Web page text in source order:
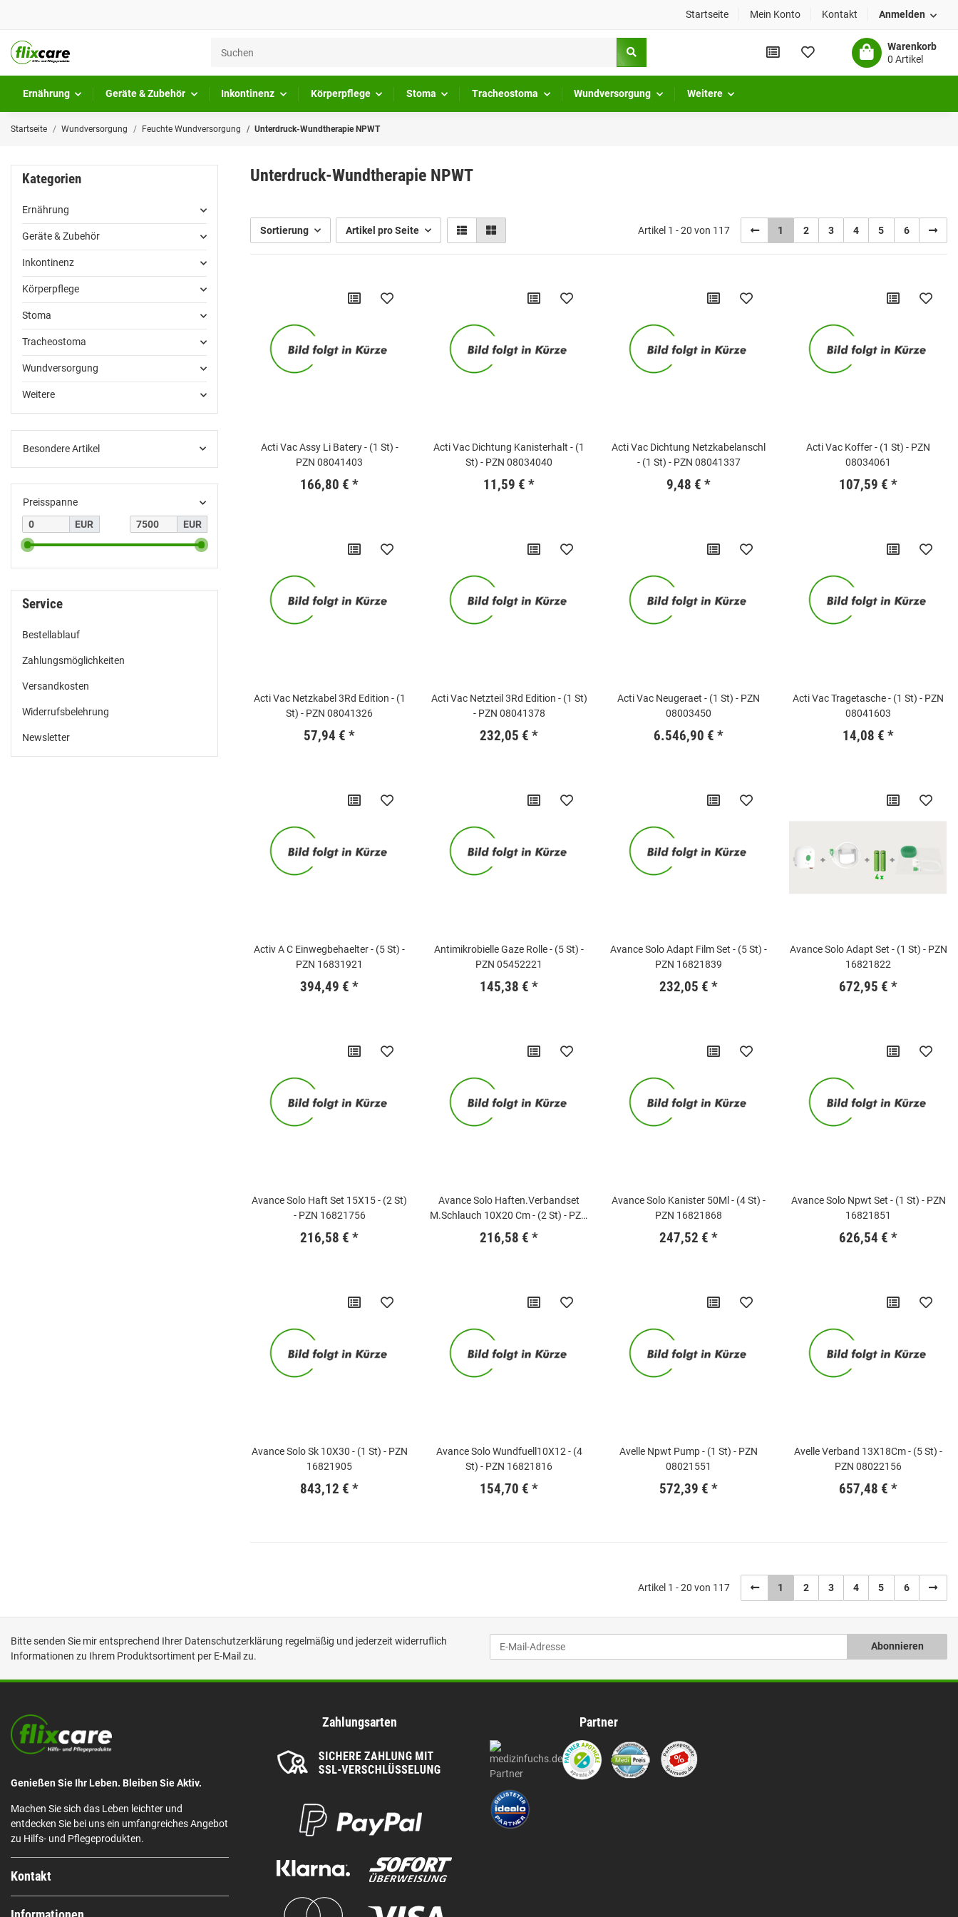
Startseite Mein Konto Kontakt Anmelden
Warenkorb
0 Artikel
Ernährung Geräte & Zubehör Inkontinenz Körperpflege Stoma Tracheostoma Wundversorgung Weitere
Startseite Wundversorgung Feuchte Wundversorgung Unterdruck-Wundtherapie NPWT
Unterdruck-Wundtherapie NPWT
Sortierung Artikel pro Seite Artikel 1 - 20 von 117 1 2 3 4 5 6
Acti Vac Assy Li Batery - (1 St) -
PZN 08041403
166,80 € *
Acti Vac Dichtung Kanisterhalt - (1
St) - PZN 08034040
11,59 € *
Acti Vac Dichtung Netzkabelanschl
- (1 St) - PZN 08041337
9,48 € *
Acti Vac Koffer - (1 St) - PZN
08034061
107,59 € *
Acti Vac Netzkabel 3Rd Edition - (1
St) - PZN 08041326
57,94 € *
Acti Vac Netzteil 3Rd Edition - (1 St)
- PZN 08041378
232,05 € *
Acti Vac Neugeraet - (1 St) - PZN
08003450
6.546,90 € *
Acti Vac Tragetasche - (1 St) - PZN
08041603
14,08 € *
Activ A C Einwegbehaelter - (5 St) -
PZN 16831921
394,49 € *
Antimikrobielle Gaze Rolle - (5 St) -
PZN 05452221
145,38 € *
Avance Solo Adapt Film Set - (5 St) -
PZN 16821839
232,05 € *
Avance Solo Adapt Set - (1 St) - PZN
16821822
672,95 € *
Avance Solo Haft Set 15X15 - (2 St)
- PZN 16821756
216,58 € *
Avance Solo Haften.Verbandset
M.Schlauch 10X20 Cm - (2 St) - PZN
16821928
216,58 € *
Avance Solo Kanister 50Ml - (4 St) -
PZN 16821868
247,52 € *
Avance Solo Npwt Set - (1 St) - PZN
16821851
626,54 € *
Avance Solo Sk 10X30 - (1 St) - PZN
16821905
843,12 € *
Avance Solo Wundfuell10X12 - (4
St) - PZN 16821816
154,70 € *
Avelle Npwt Pump - (1 St) - PZN
08021551
572,39 € *
Avelle Verband 13X18Cm - (5 St) -
PZN 08022156
657,48 € *
Artikel 1 - 20 von 117 1 2 3 4 5 6
Kategorien
Ernährung
Geräte & Zubehör
Inkontinenz
Körperpflege
Stoma
Tracheostoma
Wundversorgung
Weitere
Besondere Artikel
Preisspanne
EUR
EUR
Service
Bestellablauf
Zahlungsmöglichkeiten
Versandkosten
Widerrufsbelehrung
Newsletter
Bitte senden Sie mir entsprechend Ihrer Datenschutzerklärung regelmäßig und jederzeit widerruflich
Informationen zu Ihrem Produktsortiment per E-Mail zu.
Abonnieren
Genießen Sie Ihr Leben. Bleiben Sie Aktiv.
Machen Sie sich das Leben leichter und
entdecken Sie bei uns ein umfangreiches Angebot
zu Hilfs- und Pflegeprodukten.
Kontakt
Zahlungsarten Partner